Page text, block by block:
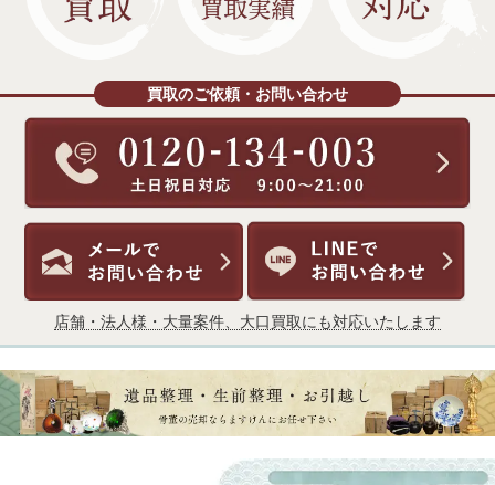
買取のご依頼・お問い合わせ
店舗・法人様・大量案件、大口買取にも対応いたします